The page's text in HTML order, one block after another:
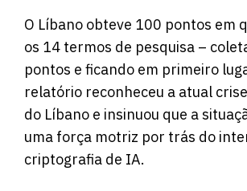
O Líbano obteve 100 pontos em
os 14 termos de pesquisa –
pontos e ficando em primeiro
relatório reconheceu a atual
do Líbano e insinuou que a
uma força motriz por trás do
criptografia de IA.